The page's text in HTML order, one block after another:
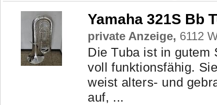
Yamaha 321S Bb
private Anzeige, 6112
Die Tuba ist in gutem
voll funktionsfähig.
weist alters- und
auf, ...